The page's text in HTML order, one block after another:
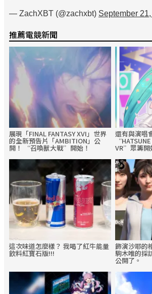
— ZachXBT (@zachxbt) September
推薦電競新聞
展現「FINAL FANTASY XVI」世界
的全新預告片「AMBITION」公
開！ “召喚獸大戰”開始！
還有與演唱
VR”眾籌開
這次味道怎麼樣？ 我喝了紅牛能量
飲料紅寶石版!!!
飾演沙耶的
駒木唯的採
公開了。